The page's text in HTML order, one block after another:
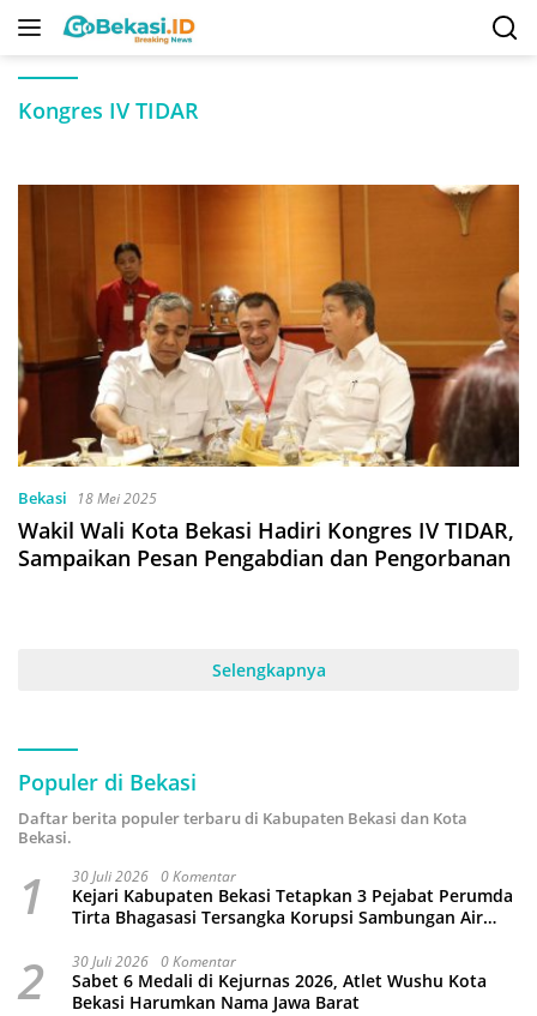
Langsung
Kongres IV TIDAR
Bekasi 18 Mei 2025
Wakil Wali Kota Bekasi Hadiri Kongres IV TIDAR,
Sampaikan Pesan Pengabdian dan Pengorbanan
Selengkapnya
Populer di Bekasi
Daftar berita populer terbaru di Kabupaten Bekasi dan Kota
Bekasi.
1 30 Juli 2026 0 Komentar
Kejari Kabupaten Bekasi Tetapkan 3 Pejabat Perumda
Tirta Bhagasasi Tersangka Korupsi Sambungan Air
2 30 Juli 2026 0 Komentar
Sabet 6 Medali di Kejurnas 2026, Atlet Wushu Kota
Bekasi Harumkan Nama Jawa Barat